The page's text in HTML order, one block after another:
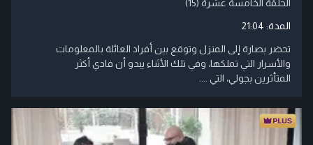
الحلقة الخامسة عشرة (15)
المدة: 21:04
تحضر بصارة إلى المنزل وتوقع بين أفراد العائلة بالمعلومات
والأسرار التي تملكها، وفي تلك الأثناء يبدو أن فادي أكثر
المتأثرين بجولي، التي ....